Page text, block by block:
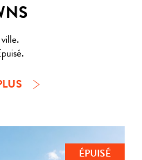
ÉPUISÉ